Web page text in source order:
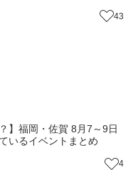
43
】福岡・佐賀 8月7～9日
いるイベントまとめ
4